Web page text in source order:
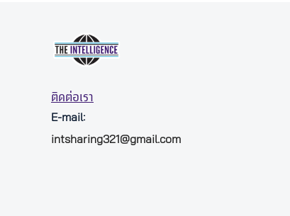
ติดต่อเรา
E-mail:
intsharing321@gmail.com